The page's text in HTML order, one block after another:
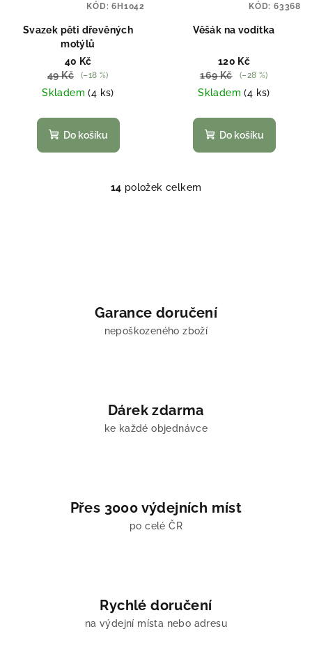
Svazek pěti dřevěných
motýlů
40 Kč
49 Kč
(–18 %)
Skladem(4 ks)
Do košíku
KÓD:6H1042
Věšák na vodítka
120 Kč
169 Kč
(–28 %)
Skladem(4 ks)
Do košíku
KÓD: 63368
O
í
p
r
ý
p
14 položek celkem
Garance doručení
nepoškozeného zboží
Dárek zdarma
ke každé objednávce
Přes 3000 výdejních míst
po celé ČR
Rychlé doručení
na výdejní místa nebo adresu